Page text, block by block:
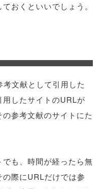
おくといいでしょう。
文献として引用した
したサイトのURLが
参考文献のサイトにた
も、時間が経ったら無
際にURLだけでは参